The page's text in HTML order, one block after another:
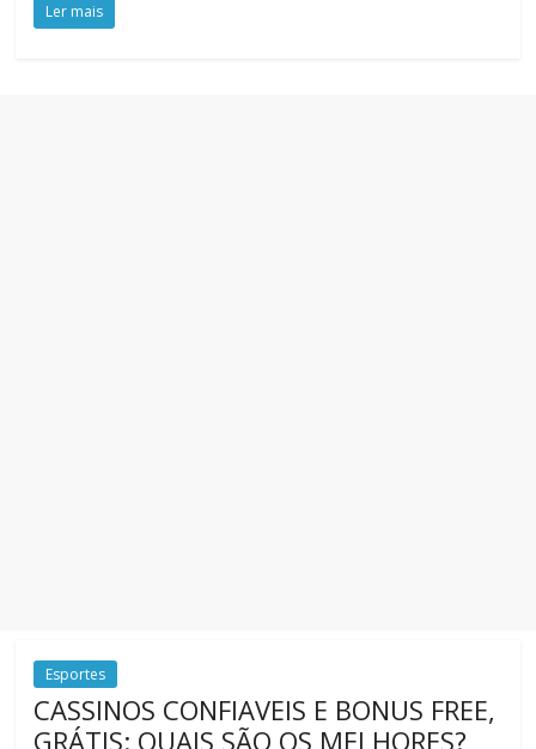
Ler mais
Esportes
CASSINOS CONFIAVEIS E BONUS FREE,
GRÁTIS: QUAIS SÃO OS MELHORES?